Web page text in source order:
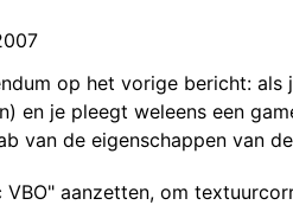
op het vorige bericht:
en je pleegt weleens een
van de eigenschappen van
VBO" aanzetten, om